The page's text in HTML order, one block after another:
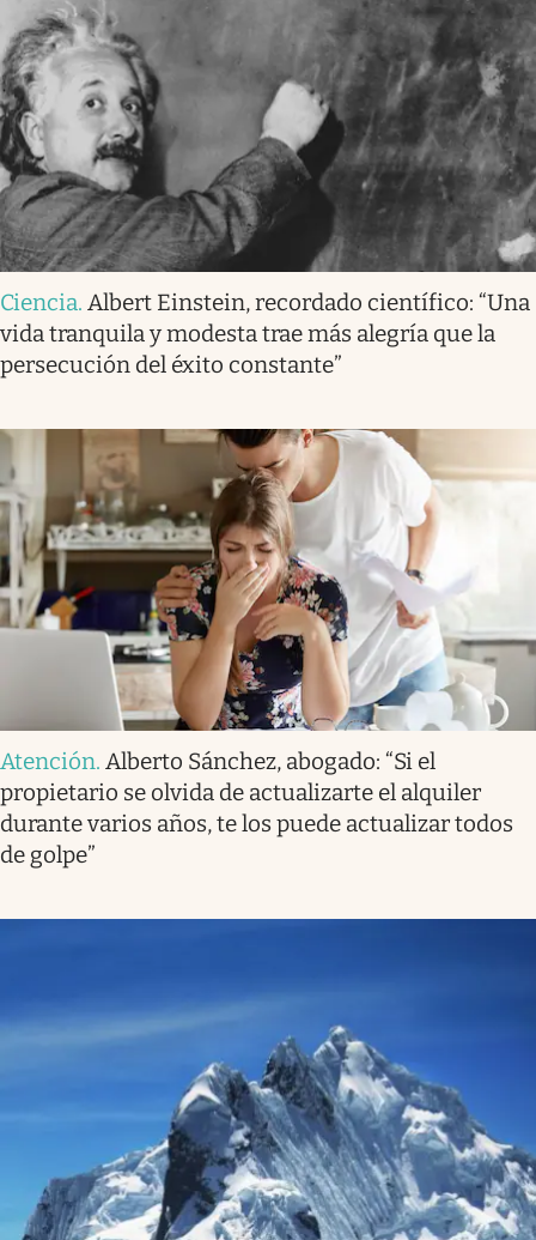
Ciencia. Albert Einstein, recordado científico: “Una
vida tranquila y modesta trae más alegría que la
persecución del éxito constante”
Atención. Alberto Sánchez, abogado: “Si el
propietario se olvida de actualizarte el alquiler
durante varios años, te los puede actualizar todos
de golpe”